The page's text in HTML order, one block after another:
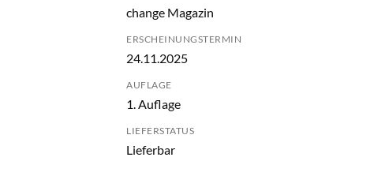
change Magazin
ERSCHEINUNGSTERMIN
24.11.2025
AUFLAGE
1. Auflage
LIEFERSTATUS
Lieferbar